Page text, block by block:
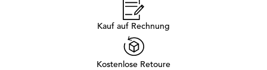
Kauf auf Rechnung
Kostenlose Retoure